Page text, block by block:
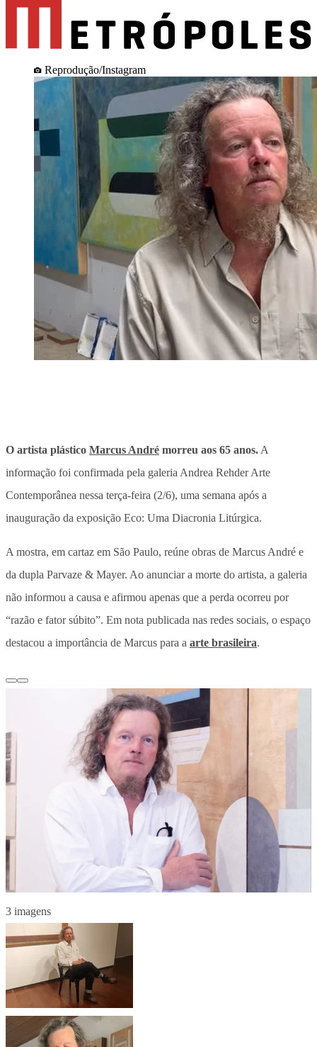
Reprodução/Instagram
O artista plástico Marcus André morreu aos 65 anos. A
informação foi confirmada pela galeria Andrea Rehder Arte
Contemporânea nessa terça-feira (2/6), uma semana após a
inauguração da exposição Eco: Uma Diacronia Litúrgica.
A mostra, em cartaz em São Paulo, reúne obras de Marcus André e
da dupla Parvaze & Mayer. Ao anunciar a morte do artista, a galeria
não informou a causa e afirmou apenas que a perda ocorreu por
“razão e fator súbito”. Em nota publicada nas redes sociais, o espaço
destacou a importância de Marcus para a arte brasileira.
3 imagens